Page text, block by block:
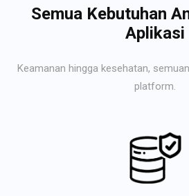
Semua Kebutuhan
Aplikasi
Keamanan hingga kesehatan,
platform.